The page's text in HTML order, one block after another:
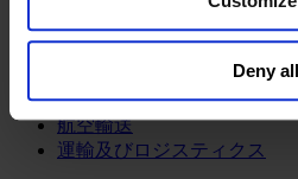
general collection and use of
Deny all
ビジネスサービス
プロフェッショナルサービ
ホスピタリティ、旅行・レ
不動産
航空輸送
運輸及びロジスティクス